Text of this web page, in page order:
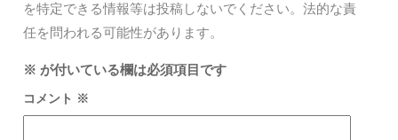
を特定できる情報等は投稿しないでください。法的な責
任を問われる可能性があります。
※ が付いている欄は必須項目です
コメント ※